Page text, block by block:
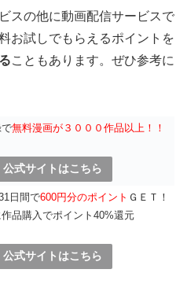
スの他に動画配信サービスで
お試しでもらえるポイントを
こともあります。ぜひ参考に
無料漫画が３０００作品以上！！
公式サイトはこちら
日間で600円分のポイント ＧＥＴ！
品購入でポイント40%還元
公式サイトはこちら